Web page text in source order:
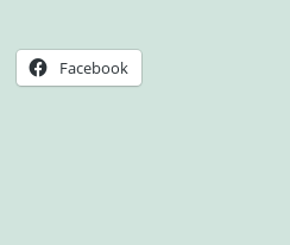
Facebook